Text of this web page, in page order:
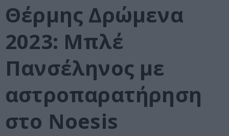
Θέρμης Δρώμενα
2023: Mπλέ
Πανσέληνος με
αστροπαρατήρηση
στο Noesis